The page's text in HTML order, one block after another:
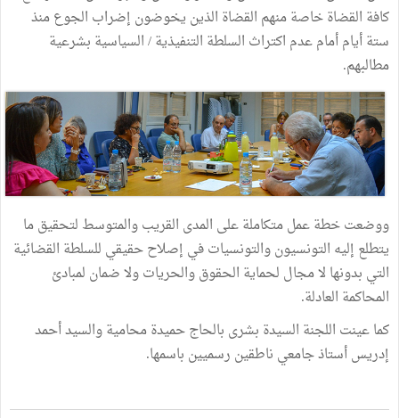
كافة القضاة خاصة منهم القضاة الذين يخوضون إضراب الجوع منذ
ستة أيام أمام عدم اكتراث السلطة التنفيذية / السياسية بشرعية
مطالبهم.
ووضعت خطة عمل متكاملة على المدى القريب والمتوسط لتحقيق ما
يتطلع إليه التونسيون والتونسيات في إصلاح حقيقي للسلطة القضائية
التي بدونها لا مجال لحماية الحقوق والحريات ولا ضمان لمبادئ
المحاكمة العادلة.
كما عينت اللجنة السيدة بشرى بالحاج حميدة محامية والسيد أحمد
إدريس أستاذ جامعي ناطقين رسميين باسمها.